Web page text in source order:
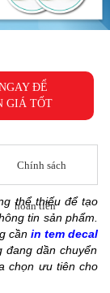
ĐỂ
GIÁ TỐT
Chính sách
hoàn tiền
thể thiếu để tạo
tin sản phẩm.
cần in tem decal
đang dần chuyển
chọn ưu tiên cho